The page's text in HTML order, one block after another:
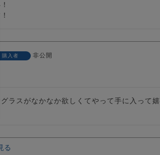
購入者
非公開
ラスがなかなか欲しくてやって手に入って
る